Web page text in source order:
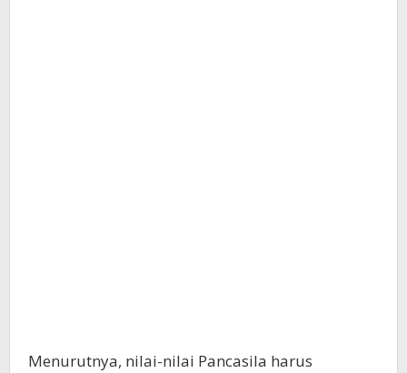
Menurutnya, nilai-nilai Pancasila harus